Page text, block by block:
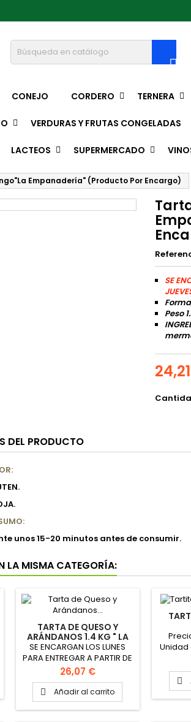

CONEJO CORDERO TERNERA
VERDURAS Y FRUTAS CONGELADAS
LACTEOS SUPERMERCADO
Empanadería" (Producto Por Encargo)
SE
Peso
DEL PRODUCTO
unos 15-20 minutos antes de consumir.
LA MISMA CATEGORÍA:
TARTA DE QUESO Y
ARÁNDANOS 1.4 KG " LA
EMPANADERÍA"
SE ENCARGAN LOS LUNES
PARA ENTREGAR A PARTIR DE
LOS JUEVES Formato
redondo Peso 1.4 kg
Diámetro 26cm
INGREDIENTES: Bizcocho red
velvet, tarta de queso,
Precio
26,07 €
 Añadir al carrito
Unidad
